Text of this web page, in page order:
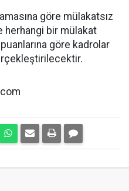
göre mülakatsız
herhangi bir mülakat
göre kadrolar